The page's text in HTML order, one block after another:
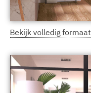
Bekijk volledig formaat